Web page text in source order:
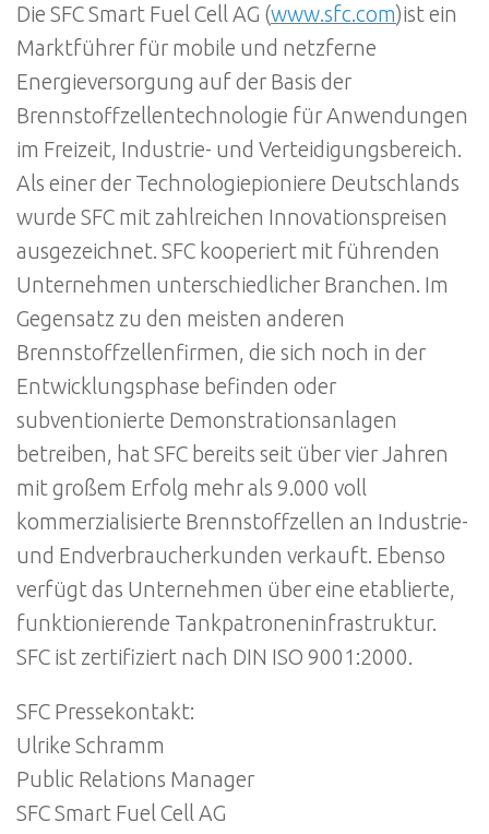
Die SFC Smart Fuel Cell AG (www.sfc.com)ist ein
Marktführer für mobile und netzferne
Energieversorgung auf der Basis der
Brennstoffzellentechnologie für Anwendungen
im Freizeit, Industrie- und Verteidigungsbereich.
Als einer der Technologiepioniere Deutschlands
wurde SFC mit zahlreichen Innovationspreisen
ausgezeichnet. SFC kooperiert mit führenden
Unternehmen unterschiedlicher Branchen. Im
Gegensatz zu den meisten anderen
Brennstoffzellenfirmen, die sich noch in der
Entwicklungsphase befinden oder
subventionierte Demonstrationsanlagen
betreiben, hat SFC bereits seit über vier Jahren
mit großem Erfolg mehr als 9.000 voll
kommerzialisierte Brennstoffzellen an Industrie-
und Endverbraucherkunden verkauft. Ebenso
verfügt das Unternehmen über eine etablierte,
funktionierende Tankpatroneninfrastruktur.
SFC ist zertifiziert nach DIN ISO 9001:2000.
SFC Pressekontakt:
Ulrike Schramm
Public Relations Manager
SFC Smart Fuel Cell AG